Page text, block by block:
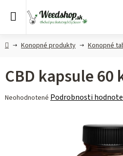
DomovKonopné produkty Konopné
CBD kapsule 60
Priemerné
Neohodnotené Podrobnosti